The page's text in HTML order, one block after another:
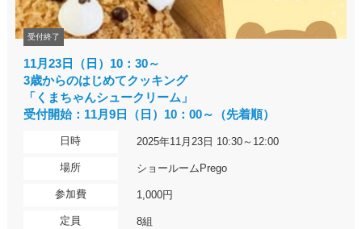
受付終了
11月23日（日）10：30～
3歳からのはじめてクッキング
「くまちゃんシュークリーム」
受付開始：11月9日（日）10：00～（先着順）
日時 2025年11月23日 10:30～12:00
場所 ショールームPrego
参加費 1,000円
定員 8組